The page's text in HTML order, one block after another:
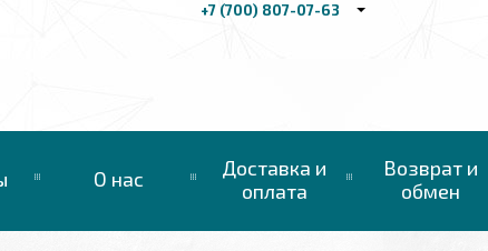
+7 (700) 807-07-63
О нас
Доставка и
оплата
Возврат и
обмен